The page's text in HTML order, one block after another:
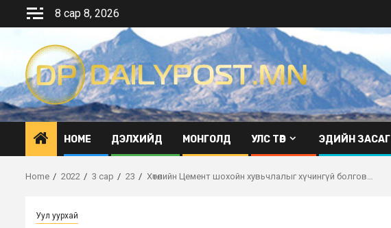
8 сар 8, 2026
HOME ДЭЛХИЙД МОНГОЛД УЛС ТӨР ЭДИЙН ЗАСАГ
Home 2022 3 сар 23 Хөтөлийн Цемент шохойн хувьчлалыг хүчингүй болгов…
Уул уурхай